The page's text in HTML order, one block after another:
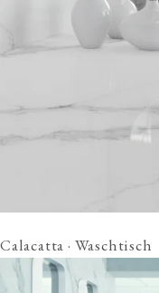
Calacatta · Waschtisch